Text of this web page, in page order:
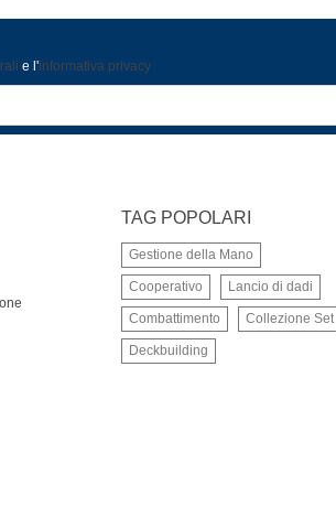
e l'informativa privacy
TAG POPOLARI
Gestione della Mano
Cooperativo Lancio di dadi
Combattimento Collezione Set
Deckbuilding